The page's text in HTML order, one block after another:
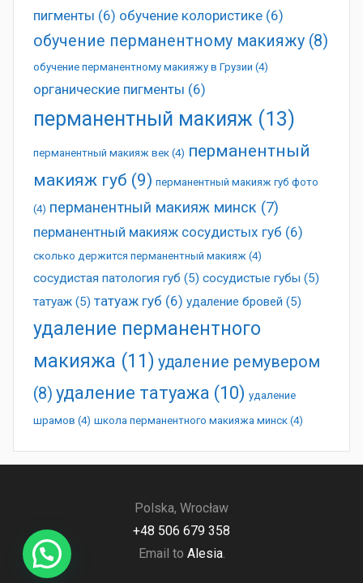
пигменты (6) обучение колористике (6)
обучение перманентному макияжу (8)
обучение перманентному макияжу в Грузии (4)
органические пигменты (6)
перманентный макияж (13)
перманентный макияж век (4) перманентный
макияж губ (9) перманентный макияж губ фото
(4) перманентный макияж минск (7)
перманентный макияж сосудистых губ (6)
сколько держится перманентный макияж (4)
сосудистая патология губ (5) сосудистые губы (5)
татуаж (5) татуаж губ (6) удаление бровей (5)
удаление перманентного
макияжа (11) удаление ремувером
(8) удаление татуажа (10) удаление
шрамов (4) школа перманентного макияжа минск (4)
Polska, Wrocław
+48 506 679 358
Email to Alesia.